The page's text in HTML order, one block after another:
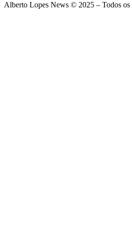
Alberto Lopes News © 2025 – Todos os